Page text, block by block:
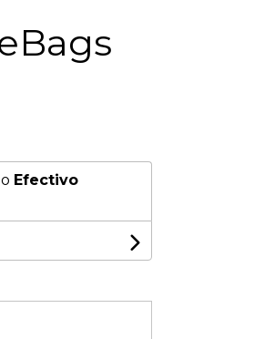
o Efectivo